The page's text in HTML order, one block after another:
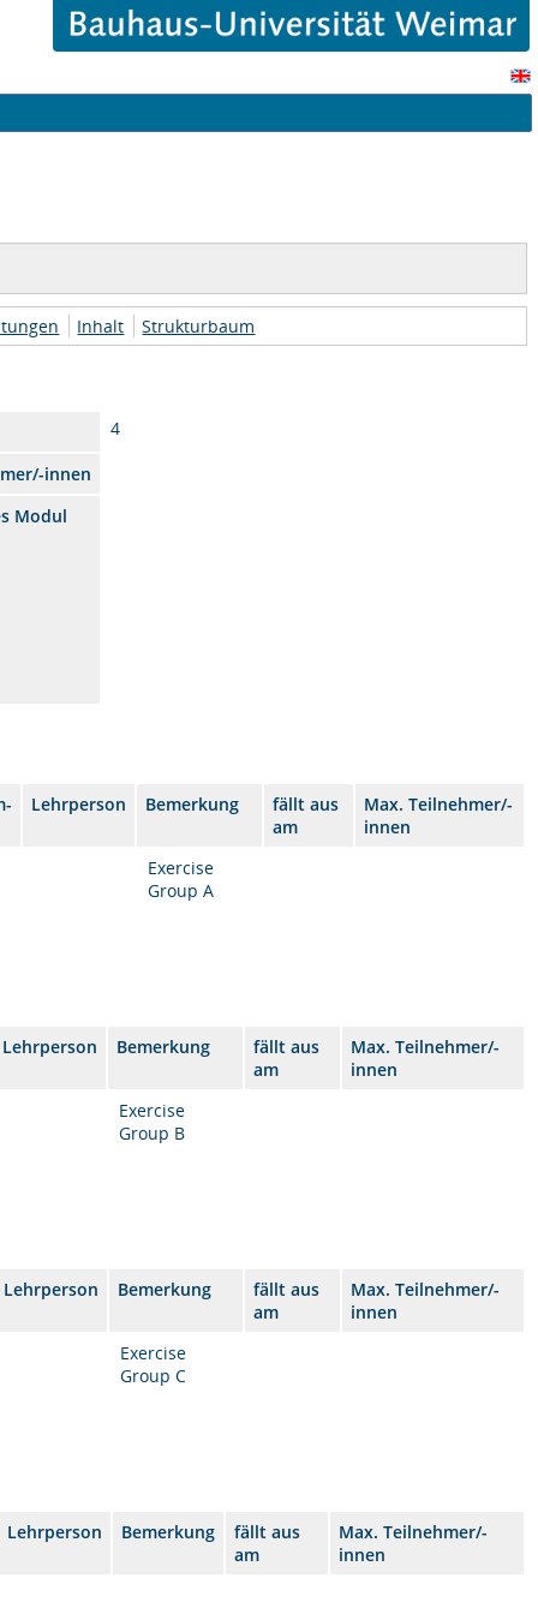
Inhalt Strukturbaum
4
innen
Modul
Lehrperson Bemerkung
fällt aus
am
Max. Teilnehmer/-
innen
Exercise
Group A
Lehrperson Bemerkung
fällt aus
am
Max. Teilnehmer/-
innen
Exercise
Group B
Lehrperson Bemerkung
fällt aus
am
Max. Teilnehmer/-
innen
Exercise
Group C
Lehrperson Bemerkung
fällt aus
am
Max. Teilnehmer/-
innen